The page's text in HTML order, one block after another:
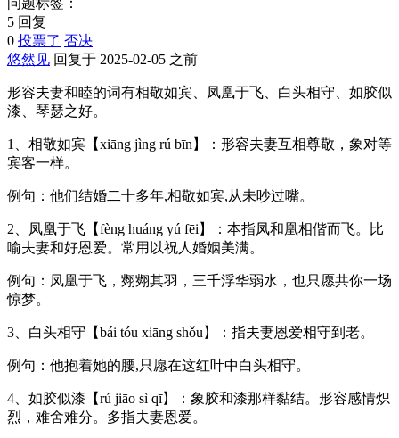
5 回复
0 投票了 否决
悠然见 回复于 2025-02-05 之前
形容夫妻和睦的词有相敬如宾、凤凰于飞、白头相守、如胶似
漆、琴瑟之好。
1、相敬如宾【xiāng jìng rú bīn】：形容夫妻互相尊敬，象对等
宾客一样。
例句：他们结婚二十多年,相敬如宾,从未吵过嘴。
2、凤凰于飞【fèng huáng yú fēi】：本指凤和凰相偕而飞。比
喻夫妻和好恩爱。常用以祝人婚姻美满。
例句：凤凰于飞，翙翙其羽，三千浮华弱水，也只愿共你一场
惊梦。
3、白头相守【bái tóu xiāng shǒu】：指夫妻恩爱相守到老。
例句：他抱着她的腰,只愿在这红叶中白头相守。
4、如胶似漆【rú jiāo sì qī】：象胶和漆那样黏结。形容感情炽
烈，难舍难分。多指夫妻恩爱。